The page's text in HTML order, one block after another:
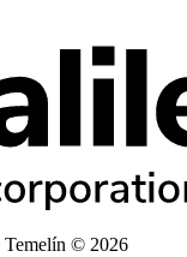
Temelín © 2026